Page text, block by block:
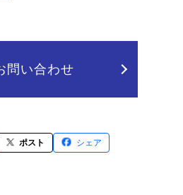
問い合わせ
ポスト シェア